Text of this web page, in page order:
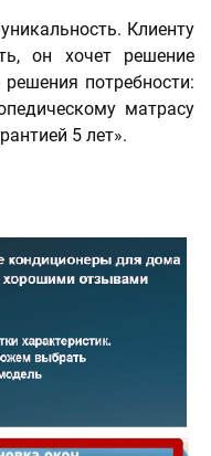
Клиенту
он хочет решение
потребности:
матрасу
5 лет».